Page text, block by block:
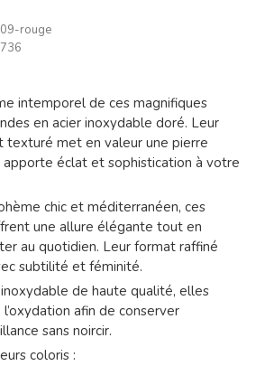
rouge
intemporel de ces magnifiques
en acier inoxydable doré. Leur
texturé met en valeur une pierre
éclat et sophistication à votre
chic et méditerranéen, ces
une allure élégante tout en
au quotidien. Leur format raffiné
subtilité et féminité.
de haute qualité, elles
afin de conserver
sans noircir.
coloris :